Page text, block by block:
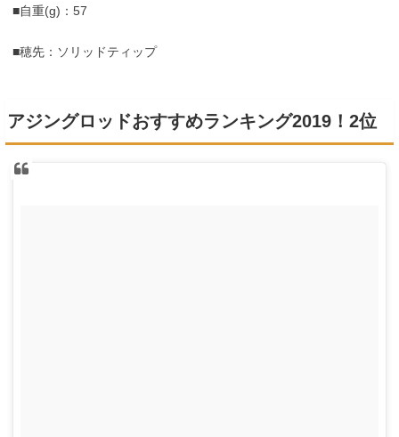
■自重(g)：57
■穂先：ソリッドティップ
アジングロッドおすすめランキング2019！2位